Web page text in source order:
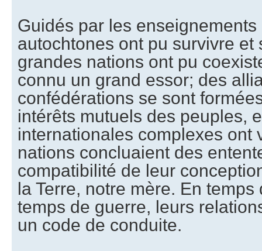
Guidés par les
autochtones ont pu survivre et
grandes nations ont pu
connu un grand essor; des
confédérations se sont
intérêts mutuels des peuples,
internationales complexes ont
nations concluaient des
compatibilité de leur
la Terre, notre mère. En
temps de guerre, leurs
un code de conduite.